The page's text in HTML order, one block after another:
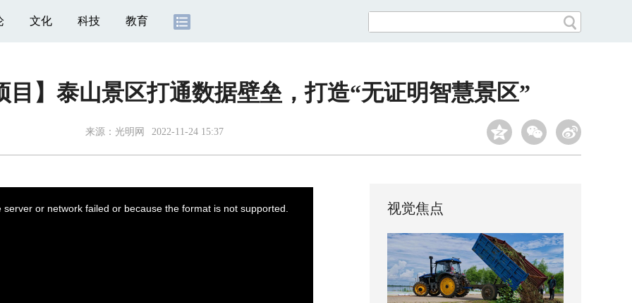
文化 科技 教育
目】泰山景区打通数据壁垒，打造“无证明智慧景区”
来源： 光明网 2022-11-24 15:37
or network failed or because the format is not supported. 视觉焦点